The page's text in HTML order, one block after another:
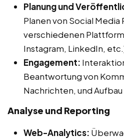
Planung und
Planen von Social Media
verschiedenen
Instagram, LinkedIn,
Engagement:
Beantwortung von
Nachrichten, und
Analyse und Reporting
Web-Analytics: